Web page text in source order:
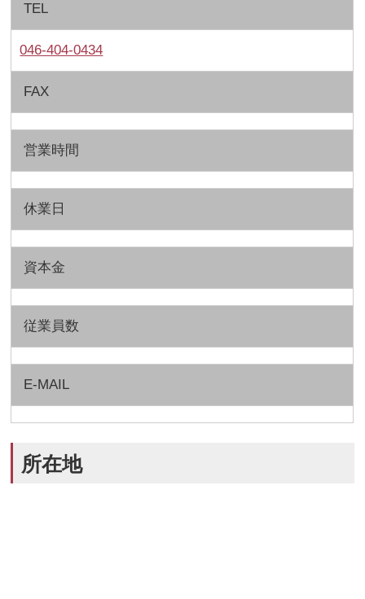
TEL
046-404-0434
FAX
営業時間
休業日
資本金
従業員数
E-MAIL
所在地